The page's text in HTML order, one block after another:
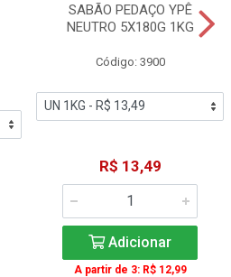
SABÃO PEDAÇO YPÊ
NEUTRO 5X180G 1KG
Código: 3900
R$ 13,49
Adicionar
A partir de 3: R$ 12,99